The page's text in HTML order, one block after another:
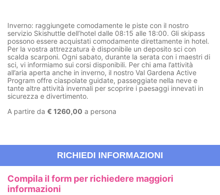
Inverno: raggiungete comodamente le piste con il nostro
servizio Skishuttle dell’hotel dalle 08:15 alle 18:00. Gli skipass
possono essere acquistati comodamente direttamente in hotel.
Per la vostra attrezzatura è disponibile un deposito sci con
scalda scarponi. Ogni sabato, durante la serata con i maestri di
sci, vi informiamo sui corsi disponibili. Per chi ama l’attività
all’aria aperta anche in inverno, il nostro Val Gardena Active
Program offre ciaspolate guidate, passeggiate nella neve e
tante altre attività invernali per scoprire i paesaggi innevati in
sicurezza e divertimento.
A partire da € 1260,00 a persona
RICHIEDI INFORMAZIONI
Compila il form per richiedere maggiori
informazioni